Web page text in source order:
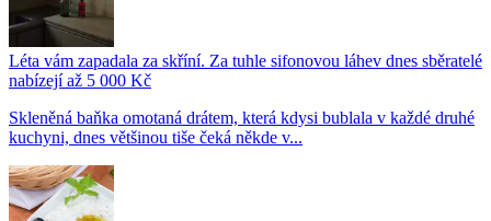
Léta vám zapadala za skříní. Za tuhle sifonovou láhev dnes sběratelé
nabízejí až 5 000 Kč
Skleněná baňka omotaná drátem, která kdysi bublala v každé druhé
kuchyni, dnes většinou tiše čeká někde v...